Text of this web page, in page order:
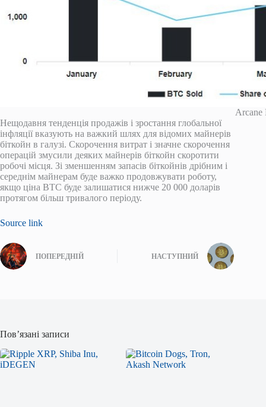
Arcane
Нещодавня тенденція продажів і зростання глобальної
інфляції вказують на важкий шлях для відомих майнерів
біткойн в галузі. Скорочення витрат і значне скорочення
операцій змусили деяких майнерів біткойн скоротити
робочі місця. Зі зменшенням запасів біткойнів дрібним і
середнім майнерам буде важко продовжувати роботу,
якщо ціна BTC буде залишатися нижче 20 000 доларів
протягом більш тривалого періоду.
Source link
ПОПЕРЕДНІЙ НАСТУПНИЙ
Пов’язані записи